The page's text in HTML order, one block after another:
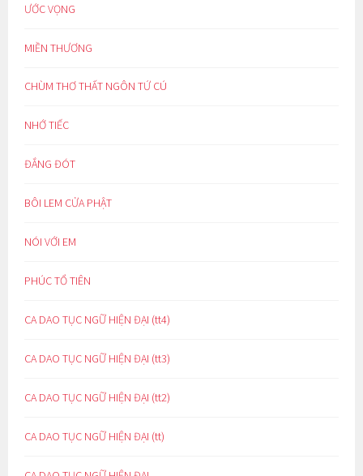
ƯỚC VỌNG
MIỀN THƯƠNG
CHÙM THƠ THẤT NGÔN TỨ CÚ
NHỚ TIẾC
ĐẮNG ĐÓT
BÔI LEM CỬA PHẬT
NÓI VỚI EM
PHÚC TỔ TIÊN
CA DAO TỤC NGỮ HIỆN ĐẠI (tt4)
CA DAO TỤC NGỮ HIỆN ĐẠI (tt3)
CA DAO TỤC NGỮ HIỆN ĐẠI (tt2)
CA DAO TỤC NGỮ HIỆN ĐẠI (tt)